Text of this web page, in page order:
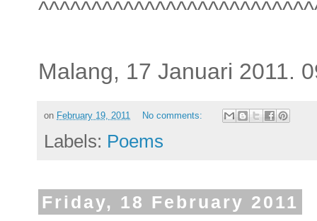
Malang, 17 Januari 2011.
on February 19, 2011 No comments:
Labels: Poems
Friday, 18 February 2011